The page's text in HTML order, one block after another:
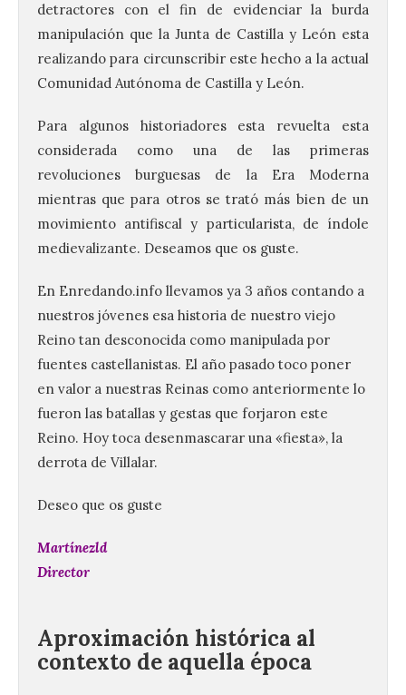
detractores con el fin de evidenciar la burda
manipulación que la Junta de Castilla y León esta
realizando para circunscribir este hecho a la actual
Comunidad Autónoma de Castilla y León.
Para algunos historiadores esta revuelta esta
considerada como una de las primeras
revoluciones burguesas de la Era Moderna
mientras que para otros se trató más bien de un
movimiento antifiscal y particularista, de índole
medievalizante. Deseamos que os guste.
En Enredando.info llevamos ya 3 años contando a
nuestros jóvenes esa historia de nuestro viejo
Reino tan desconocida como manipulada por
fuentes castellanistas. El año pasado toco poner
en valor a nuestras Reinas como anteriormente lo
fueron las batallas y gestas que forjaron este
Reino. Hoy toca desenmascarar una «fiesta», la
derrota de Villalar.
Deseo que os guste
Martínezld
Director
Aproximación histórica al
contexto de aquella época